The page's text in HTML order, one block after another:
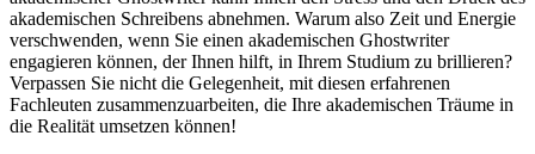
akademischen Schreibens abnehmen. Warum also Zeit und Energie
verschwenden, wenn Sie einen akademischen Ghostwriter
engagieren können, der Ihnen hilft, in Ihrem Studium zu brillieren?
Verpassen Sie nicht die Gelegenheit, mit diesen erfahrenen
Fachleuten zusammenzuarbeiten, die Ihre akademischen Träume in
die Realität umsetzen können!